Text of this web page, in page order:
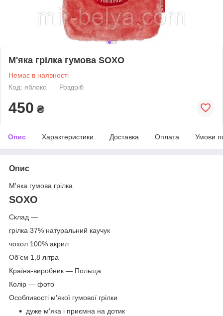
М'яка грілка гумова SOXO
Немає в наявності
Код: яблоко
Роздріб
450 ₴
Опис Характеристики Доставка Оплата Умови
Опис
М'яка гумова грілка
SOXO
Склад ―
грілка 37% натуральний каучук
чохол 100% акрил
Об'єм 1,8 літра
Країна-виробник ― Польща
Колір ― фото
Особливості м'якої гумової грілки
дуже м'яка і приємна на дотик